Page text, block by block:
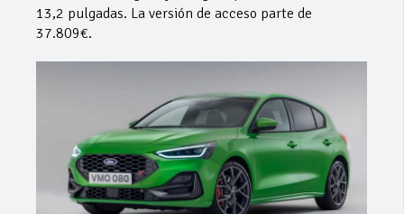
13,2 pulgadas. La versión de acceso parte de
37.809€.